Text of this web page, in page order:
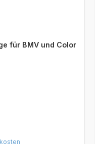
für BMV und Color